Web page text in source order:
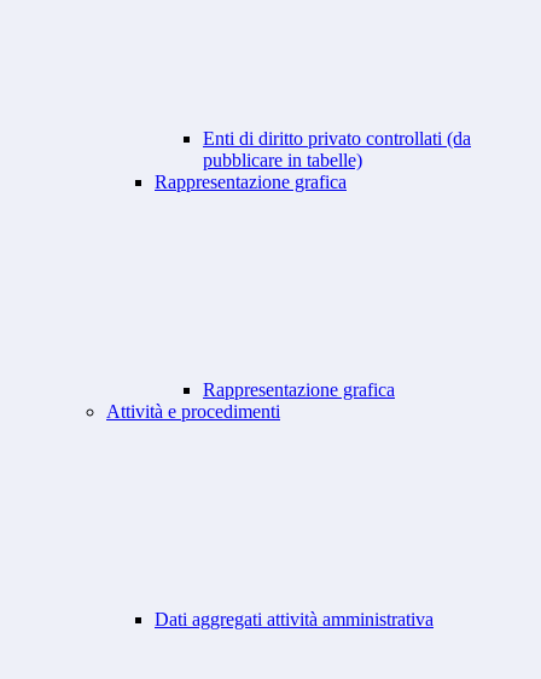
Enti di diritto privato controllati (da
pubblicare in tabelle)
Rappresentazione grafica
Rappresentazione grafica
Attività e procedimenti
Dati aggregati attività amministrativa